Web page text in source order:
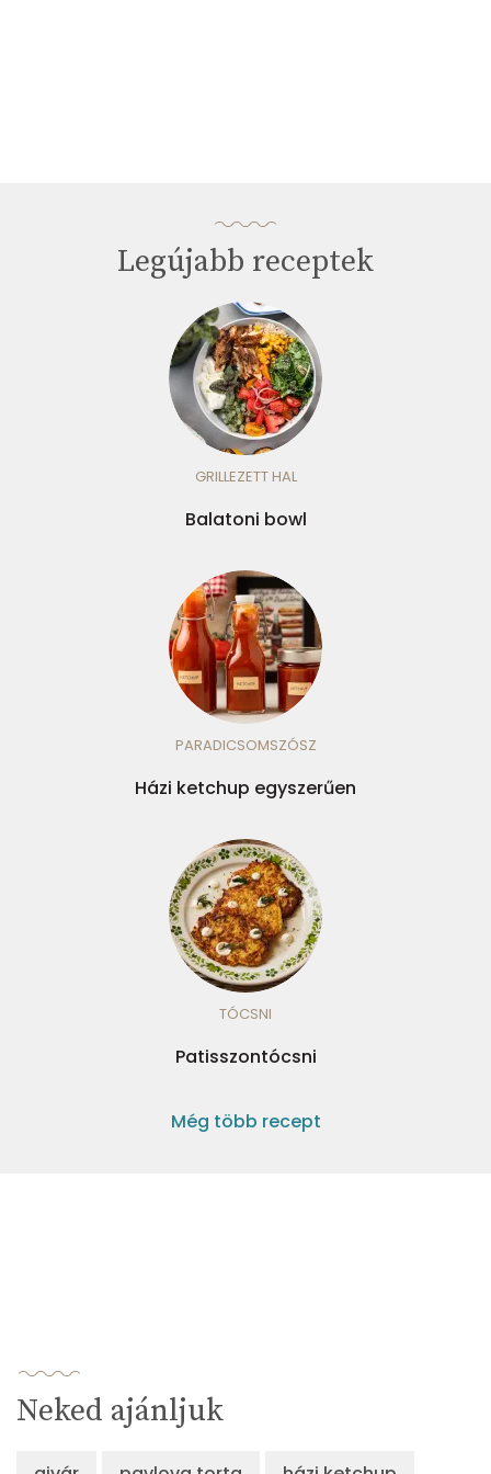
Legújabb receptek
GRILLEZETT HAL
Balatoni bowl
PARADICSOMSZÓSZ
Házi ketchup egyszerűen
TÓCSNI
Patisszontócsni
Még több recept
Neked ajánljuk